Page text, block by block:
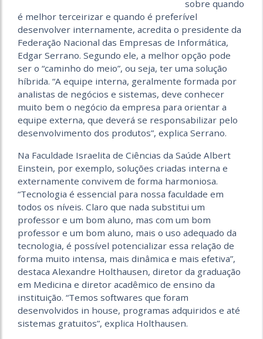
sobre quando
é melhor terceirizar e quando é preferível
desenvolver internamente, acredita o presidente da
Federação Nacional das Empresas de Informática,
Edgar Serrano. Segundo ele, a melhor opção pode
ser o “caminho do meio”, ou seja, ter uma solução
híbrida. “A equipe interna, geralmente formada por
analistas de negócios e sistemas, deve conhecer
muito bem o negócio da empresa para orientar a
equipe externa, que deverá se responsabilizar pelo
desenvolvimento dos produtos”, explica Serrano.
Na Faculdade Israelita de Ciências da Saúde Albert
Einstein, por exemplo, soluções criadas interna e
externamente convivem de forma harmoniosa.
“Tecnologia é essencial para nossa faculdade em
todos os níveis. Claro que nada substitui um
professor e um bom aluno, mas com um bom
professor e um bom aluno, mais o uso adequado da
tecnologia, é possível potencializar essa relação de
forma muito intensa, mais dinâmica e mais efetiva”,
destaca Alexandre Holthausen, diretor da graduação
em Medicina e diretor acadêmico de ensino da
instituição. “Temos softwares que foram
desenvolvidos in house, programas adquiridos e até
sistemas gratuitos”, explica Holthausen.